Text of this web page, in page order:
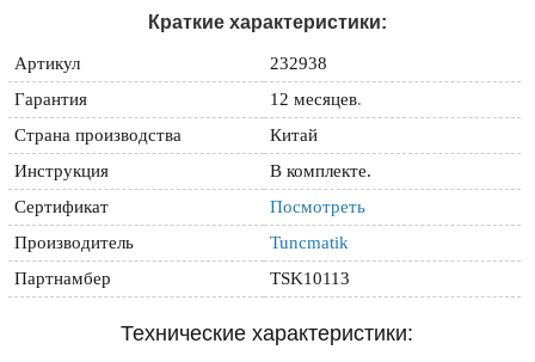
Краткие характеристики:
Артикул
232938
Гарантия
12 месяцев.
Страна производства
Китай
Инструкция
В комплекте.
Сертификат
Посмотреть
Производитель
Tuncmatik
Партнамбер
TSK10113
Технические характеристики: